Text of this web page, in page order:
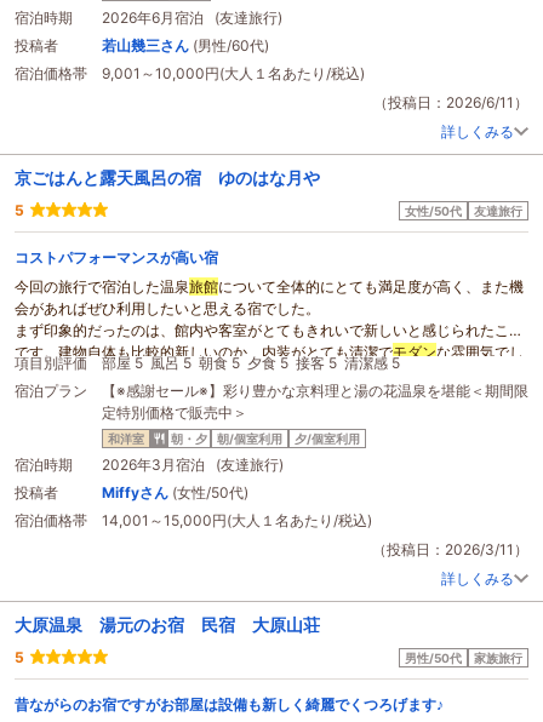
宿泊時期
2026年6月宿泊 (友達旅行)
投稿者
若山幾三さん (男性/60代)
宿泊価格帯
9,001～10,000円(大人１名あたり/税込)
（投稿日：2026/6/11）
詳しくみる
京ごはんと露天風呂の宿 ゆのはな月や
5 女性/50代 友達旅行
コストパフォーマンスが高い宿
今回の旅行で宿泊した温泉旅館について全体的にとても満足度が高く、また機
会があればぜひ利用したいと思える宿でした。
まず印象的だったのは、館内や客室がとてもきれいで新しいと感じられたこと
です。建物自体も比較的新しいのか、内装がとても清潔でモダンな雰囲気でし
た。部屋も落ち着いたデザインで、ゆっくりとくつろぐことができました。設
備も整っていて、とても快適に過ごすことができました。
また、館内にはドリンクバーがあり、好きなタイミングで自由に飲み物を楽し
めるのも良かったです。お風呂上がりやちょっと休憩したいときに気軽に利用
できるので、とても便利だと感じました。
今回は朝食と夕食付きのプランで予約しました。温泉
も多いこともありますが、今回の食事は量がちょうどよく、私にはとても合っ
ていました。食べきれないほど多いということもなく、最後まで美味しくいた
だくことができました。料理の味もとても良く、食材も新鮮で丁寧に作られて
温泉もとても良かったです。お風呂にゆっくり浸かることで、旅行の疲れが取
れてとてもリラックスすることができました。体が温まり、気持ちも落ち着い
て、温泉の良さを改めて感じました。大きな温泉施設ではありませんが、その
分落ち着いた雰囲気で、ゆっくり過ごせるのが魅力だと思います。
温泉エリアにはサウナはありませんでしたが、私は普段あまりサウナを利用し
ないので、特に不便には感じませんでした。温泉だけでも十分に満足できまし
項目別評価 部屋 5 風呂 5 朝食 5 夕食 5 接客 5 清潔感 5
宿泊プラン
【※感謝セール※】彩り豊かな京料理と湯の花温泉を堪能＜期間限
定特別価格で販売中＞
和洋室 朝・夕 朝/個室利用 夕/個室利用
宿泊時期
2026年3月宿泊 (友達旅行)
投稿者
Miffyさん (女性/50代)
宿泊価格帯
14,001～15,000円(大人１名あたり/税込)
（投稿日：2026/3/11）
詳しくみる
大原温泉 湯元のお宿 民宿 大原山荘
5 男性/50代 家族旅行
昔ながらのお宿ですがお部屋は設備も新しく綺麗でくつろげます♪